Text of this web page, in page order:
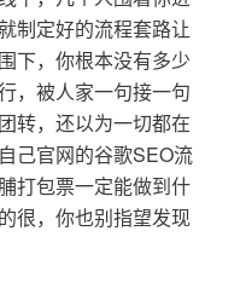
制定好的流程套路让
下，你根本没有多少
，被人家一句接一句
转，还以为一切都在
己官网的谷歌SEO流
打包票一定能做到什
很，你也别指望发现